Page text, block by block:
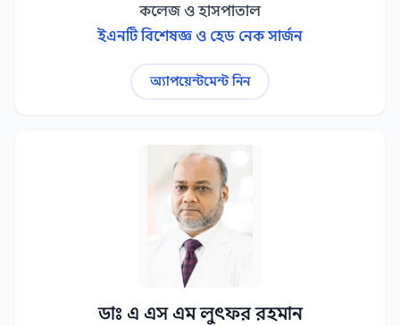
কলেজ ও হাসপাতাল
ইএনটি বিশেষজ্ঞ ও হেড নেক সার্জন
অ্যাপয়েন্টমেন্ট নিন
ডাঃ এ এস এম লুৎফর রহমান